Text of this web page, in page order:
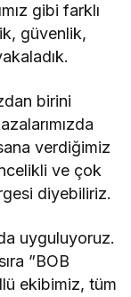
gibi farklı
güvenlik,
birini
verdiğimiz
ve çok
diyebiliriz.
uyguluyoruz.
”BOB
ekibimiz, tüm